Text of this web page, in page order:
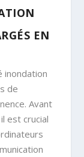
EN
inondation
de
Avant
est crucial